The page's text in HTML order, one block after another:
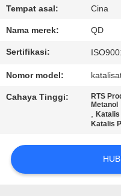
HUBUNGI
KAMI
SITEMAP
Tempat asal: Cina
Nama merek: QD
Sertifikasi:
Nomor model:
Cahaya Tinggi:
RTS
Metanol
,Katalis
Katalis